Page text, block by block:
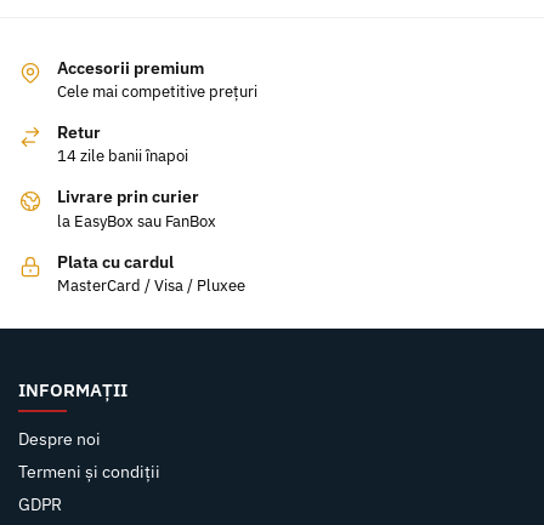
Accesorii premium
Cele mai competitive prețuri
Retur
14 zile banii înapoi
Livrare prin curier
la EasyBox sau FanBox
Plata cu cardul
MasterCard / Visa / Pluxee
INFORMAȚII
Despre noi
Termeni și condiții
GDPR